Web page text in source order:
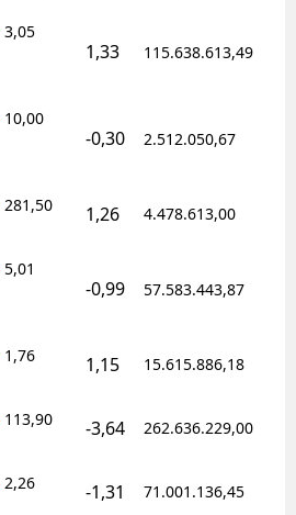
3,05
1,33 115.638.613,49
10,00
-0,30 2.512.050,67
281,50 1,26 4.478.613,00
5,01
-0,99 57.583.443,87
1,76 1,15 15.615.886,18
113,90 -3,64 262.636.229,00
2,26 -1,31 71.001.136,45